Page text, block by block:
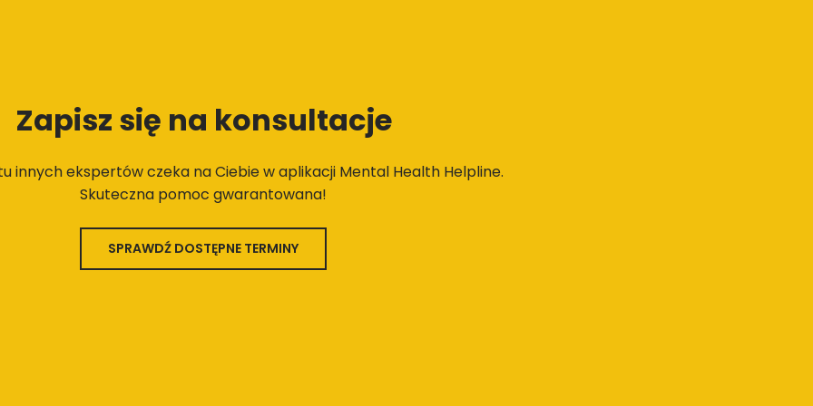
Zapisz się na konsultacje
innych ekspertów czeka na Ciebie w aplikacji Mental Health Helpline.
Skuteczna pomoc gwarantowana!
SPRAWDŹ DOSTĘPNE TERMINY